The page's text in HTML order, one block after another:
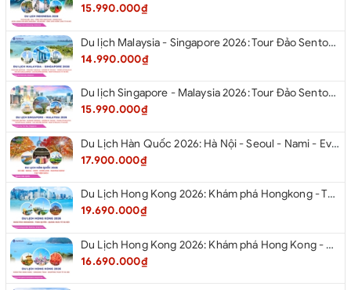
15.990.000₫
Du lịch Malaysia - Singapore 2026: Tour Đảo Sentosa - Madame Tussause - Garden By The Bay - Thành Cổ Malacca - Thủ Đô Kualalumpur - Cao Nguyên Genting - New Putrajaya từ Hà Nội
14.990.000₫
Du lịch Singapore - Malaysia 2026: Tour Đảo Sentosa - Madame Tussauds - Garden By The Bay - Thành cổ Malacca - Thủ đô Kuala Lumpur - Cao nguyên Genting - New Putrajaya từ Hà Nội
15.990.000₫
Du Lịch Hàn Quốc 2026: Hà Nội - Seoul - Nami - Everland - Painter Show - Thư Viện Sách
17.900.000₫
Du Lịch Hong Kong 2026: Khám phá Hongkong - Thâm Quyến - Quảng Châu từ Hà Nội
19.690.000₫
Du Lịch Hong Kong 2026: Khám phá Hong Kong - Dingding Tram - Shopping Tour từ Hà Nội
16.690.000₫